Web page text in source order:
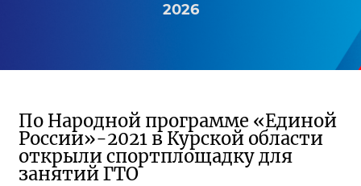
2026
По Народной программе «Единой
России»-2021 в Курской области
открыли спортплощадку для
занятий ГТО